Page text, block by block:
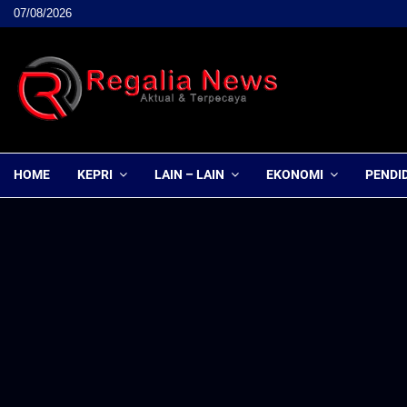
07/08/2026
HOME KEPRI LAIN – LAIN EKONOMI